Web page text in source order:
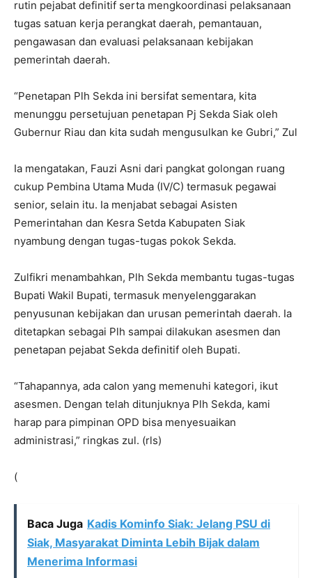
rutin pejabat definitif serta mengkoordinasi pelaksanaan
tugas satuan kerja perangkat daerah, pemantauan,
pengawasan dan evaluasi pelaksanaan kebijakan
pemerintah daerah.
“Penetapan Plh Sekda ini bersifat sementara, kita
menunggu persetujuan penetapan Pj Sekda Siak oleh
Gubernur Riau dan kita sudah mengusulkan ke Gubri,” Zul
Ia mengatakan, Fauzi Asni dari pangkat golongan ruang
cukup Pembina Utama Muda (IV/C) termasuk pegawai
senior, selain itu. Ia menjabat sebagai Asisten
Pemerintahan dan Kesra Setda Kabupaten Siak
nyambung dengan tugas-tugas pokok Sekda.
Zulfikri menambahkan, Plh Sekda membantu tugas-tugas
Bupati Wakil Bupati, termasuk menyelenggarakan
penyusunan kebijakan dan urusan pemerintah daerah. Ia
ditetapkan sebagai Plh sampai dilakukan asesmen dan
penetapan pejabat Sekda definitif oleh Bupati.
“Tahapannya, ada calon yang memenuhi kategori, ikut
asesmen. Dengan telah ditunjuknya Plh Sekda, kami
harap para pimpinan OPD bisa menyesuaikan
administrasi,” ringkas zul. (rls)
(
Baca Juga Kadis Kominfo Siak: Jelang PSU di
Siak, Masyarakat Diminta Lebih Bijak dalam
Menerima Informasi